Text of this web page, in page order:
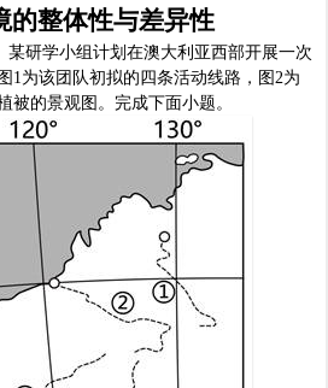
的整体性与差异性
某研学小组计划在澳大利亚西部开展一次
1为该团队初拟的四条活动线路，图2为
被的景观图。完成下面小题。